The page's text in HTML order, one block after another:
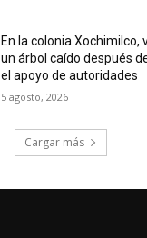
En la colonia Xochimilco,
un árbol caído después
el apoyo de autoridades
5 agosto, 2026
Cargar más